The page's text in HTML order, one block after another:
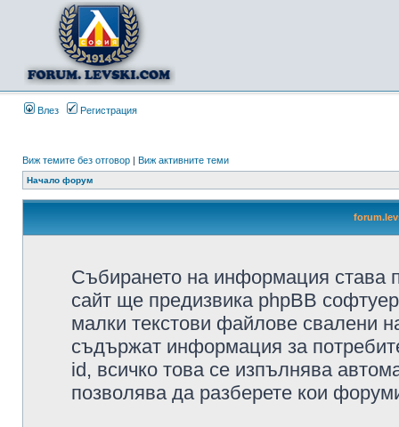
Влез Регистрация
Виж темите без отговор | Виж активните теми
Начало форум
Събирането на информация става
сайт ще предизвика phpBB
малки текстови файлове свалени
съдържат информация за
id, всичко това се изпълнява
позволява да разберете кои